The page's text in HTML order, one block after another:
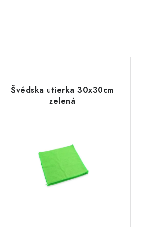
Švédska utierka 30x30cm
zelená